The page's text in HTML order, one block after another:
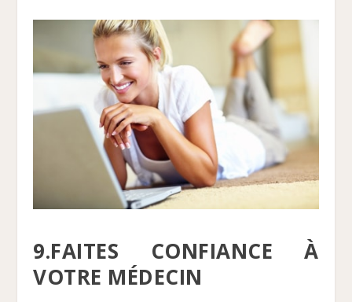
9.FAITES CONFIANCE À
VOTRE MÉDECIN